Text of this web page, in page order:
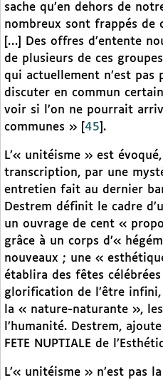
sache qu’en dehors de
nombreux sont frappés de
[…] Des offres d’entente
de plusieurs de ces
qui actuellement n’est pas
discuter en commun
voir si l’on ne pourrait
communes »
45 .
L’« unitéisme » est
transcription, par une
entretien fait au dernier
Destrem définit le cadre
un ouvrage de cent «
grâce à un corps d’«
nouveaux ; une «
établira des fêtes
glorification de l’être infini,
la « nature-naturante »,
l’humanité. Destrem,
FETE NUPTIALE de
L’« unitéisme » n’est pas